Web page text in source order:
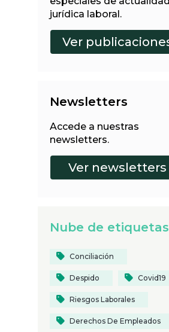
jurídica laboral.
Newsletters
Accede a nuestras
newsletters.
Nube de etiquetas
Conciliación
Despido Covid19
Riesgos Laborales
Derechos De Empleados